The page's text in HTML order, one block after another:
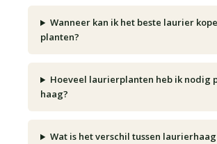
Wanneer kan ik het beste laurier
planten?
Hoeveel laurierplanten heb ik nodig
haag?
Wat is het verschil tussen